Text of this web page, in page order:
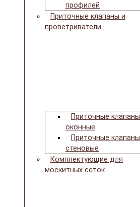
профилей
Приточные клапаны и
проветриватели
Приточные клапаны
оконные
Приточные клапаны
стеновые
Комплектующие для
москитных сеток